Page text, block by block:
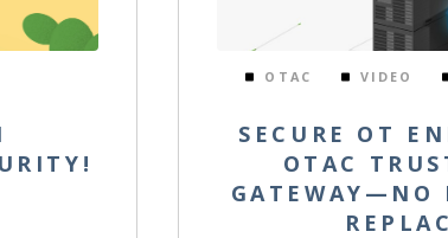
OTAC VIDEO
SECURE OT
OTAC
GATEWAY—NO